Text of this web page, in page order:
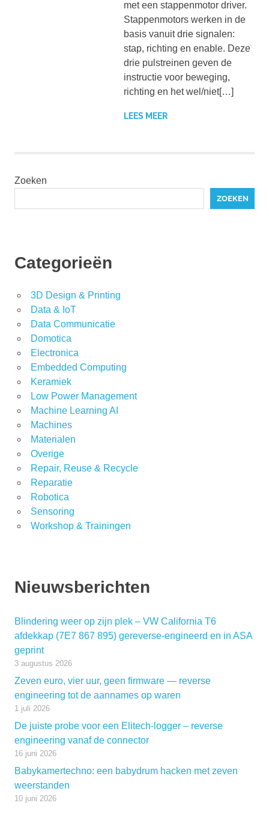
met een stappenmotor driver.
Stappenmotors werken in de
basis vanuit drie signalen:
stap, richting en enable. Deze
drie pulstreinen geven de
instructie voor beweging,
richting en het wel/niet[…]
LEES MEER
Zoeken
ZOEKEN
Categorieën
3D Design & Printing
Data & IoT
Data Communicatie
Domotica
Electronica
Embedded Computing
Keramiek
Low Power Management
Machine Learning AI
Machines
Materialen
Overige
Repair, Reuse & Recycle
Reparatie
Robotica
Sensoring
Workshop & Trainingen
Nieuwsberichten
Blindering weer op zijn plek – VW California T6
afdekkap (7E7 867 895) gereverse-engineerd en in ASA
geprint
3 augustus 2026
Zeven euro, vier uur, geen firmware — reverse
engineering tot de aannames op waren
1 juli 2026
De juiste probe voor een Elitech-logger – reverse
engineering vanaf de connector
16 juni 2026
Babykamertechno: een babydrum hacken met zeven
weerstanden
10 juni 2026